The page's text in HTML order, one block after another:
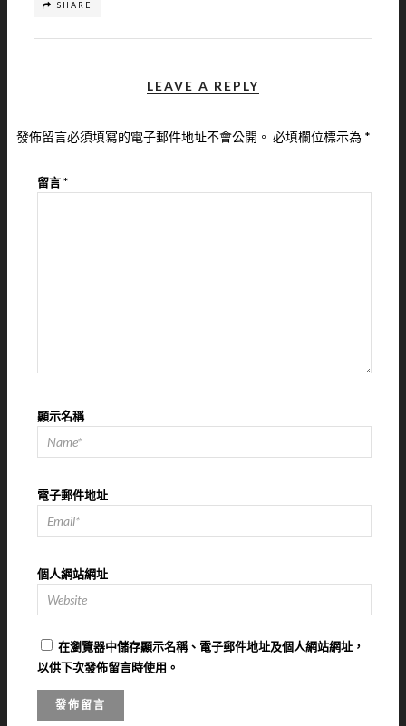
SHARE
LEAVE A REPLY
發佈留言必須填寫的電子郵件地址不會公開。 必填欄位標示為 *
留言*
顯示名稱
電子郵件地址
個人網站網址
在瀏覽器中儲存顯示名稱、電子郵件地址及個人網站網址，
以供下次發佈留言時使用。